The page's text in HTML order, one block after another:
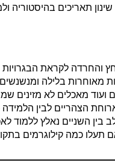
תאריכים בהיסטוריה
והחרדה לקראת
מאוחרות בלילה
ועוד מאכלים לא מזינים
הצהריים לבין
בין השניים נאלץ ללמוד
תעלו כמה קילוגרמים